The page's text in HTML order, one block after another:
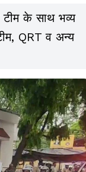
टीम के साथ भव्य
QRT व अन्य